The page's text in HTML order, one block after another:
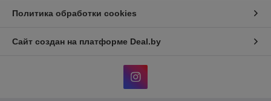
Политика обработки cookies
Сайт создан на платформе Deal.by